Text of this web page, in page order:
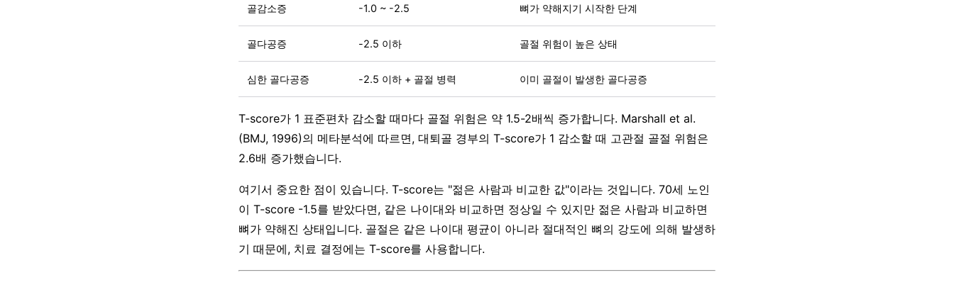
골감소증 -1.0 ~ -2.5 뼈가 약해지기 시작한 단계
골다공증 -2.5 이하 골절 위험이 높은 상태
심한 골다공증 -2.5 이하 + 골절 병력 이미 골절이 발생한 골다공증
T-score가 1 표준편차 감소할 때마다 골절 위험은 약 1.5-2배씩 증가합니다. Marshall et al.
(BMJ, 1996)의 메타분석에 따르면, 대퇴골 경부의 T-score가 1 감소할 때 고관절 골절 위험은
2.6배 증가했습니다.
여기서 중요한 점이 있습니다. T-score는 "젊은 사람과 비교한 값"이라는 것입니다. 70세 노인
이 T-score -1.5를 받았다면, 같은 나이대와 비교하면 정상일 수 있지만 젊은 사람과 비교하면
뼈가 약해진 상태입니다. 골절은 같은 나이대 평균이 아니라 절대적인 뼈의 강도에 의해 발생하
기 때문에, 치료 결정에는 T-score를 사용합니다.